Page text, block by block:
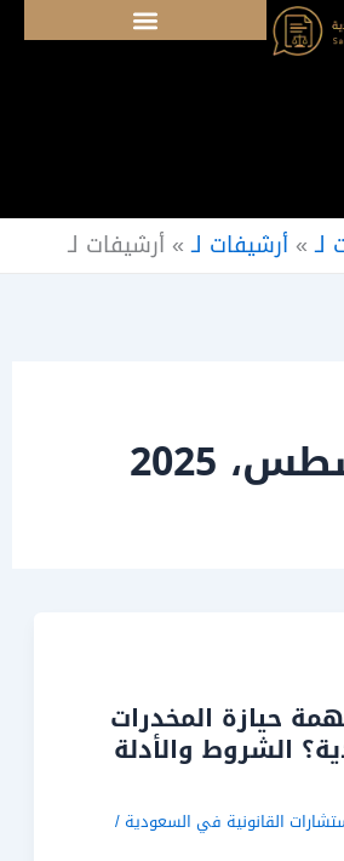
لـ»أرشيفات لـ» أرشيفات لـ
حيازة المخدرات
الشروط والأدلة
القانونية في السعودية /